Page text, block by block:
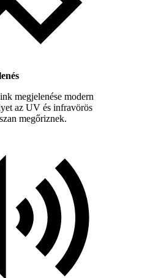
megjelenése modern
az UV és infravörös
megőriznek.